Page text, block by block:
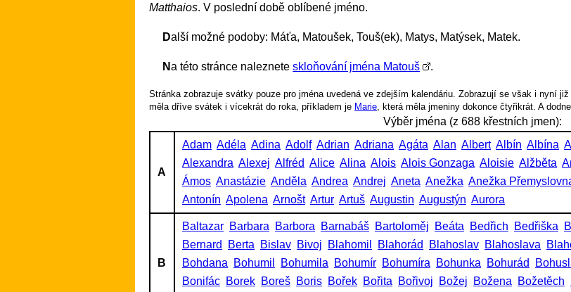
Matthaios. V poslední době oblíbené jméno.
Další možné podoby: Máťa, Matoušek, Touš(ek), Matys, Matýsek, Matek.
Na této stránce nalezneteskloňování jména Matouš .
Stránka zobrazuje svátky pouze pro jména uvedená ve zdejším kalendáriu. Zobrazují se však i nyní
měla dříve svátek i vícekrát do roka, příkladem je Marie , která měla jmeniny dokonce čtyřikrát. A
Výběr jména (z 688 křestních jmen):
A
Adam Adéla Adina Adolf Adrian Adriana Agáta Alan Albert Albín Albína
Alexandra Alexej Alfréd Alice Alina Alois Alois Gonzaga Aloisie Alžběta
Ámos Anastázie Anděla Andrea Andrej Aneta Anežka Anežka
Antonín Apolena Arnošt Artur Artuš Augustin Augustýn Aurora
B
Baltazar Barbara Barbora Barnabáš Bartoloměj Beáta Bedřich Bedřiška
Bernard
Berta Bislav Bivoj Blahomil Blahorád Blahoslav Blahoslava
Bohdana
Bohumil Bohumila Bohumír Bohumíra Bohunka Bohurád
Bonifác Borek Boreš Boris Bořek Bořita Bořivoj Božej Božena Božetěch